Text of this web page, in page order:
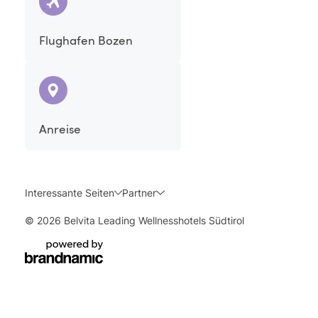
geboten. Die auf den von Ihnen verwendeten Aloe-
sichere Nutzung auf keinen Fall überschritten
Flughafen Bozen
Anreise
Interessante Seiten Partner
© 2026 Belvita Leading Wellnesshotels Südtirol